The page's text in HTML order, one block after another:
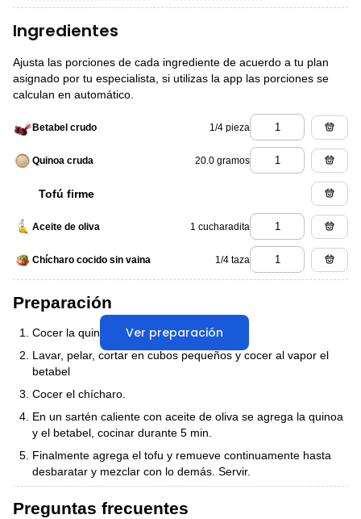
Ingredientes
Ajusta las porciones de cada ingrediente de acuerdo a tu plan
asignado por tu especialista, si utilizas la app las porciones se
calculan en automático.
Betabel crudo 1/4 pieza
Quinoa cruda 20.0 gramos
Tofú firme
Aceite de oliva 1 cucharadita
Chícharo cocido sin vaina 1/4 taza
Ver preparación
Preparación
Cocer la quinoa.
Lavar, pelar, cortar en cubos pequeños y cocer al vapor el
betabel
Cocer el chícharo.
En un sartén caliente con aceite de oliva se agrega la quinoa
y el betabel, cocinar durante 5 min.
Finalmente agrega el tofu y remueve continuamente hasta
desbaratar y mezclar con lo demás. Servir.
Preguntas frecuentes